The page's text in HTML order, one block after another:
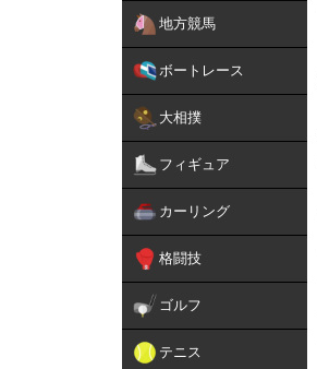
地方競馬
ボートレース
大相撲
フィギュア
カーリング
格闘技
ゴルフ
テニス